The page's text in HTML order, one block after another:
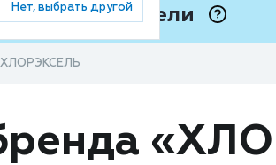
Нет, выбрать другой
ваши с Подели
ХЛОРЭКСЕЛЬ